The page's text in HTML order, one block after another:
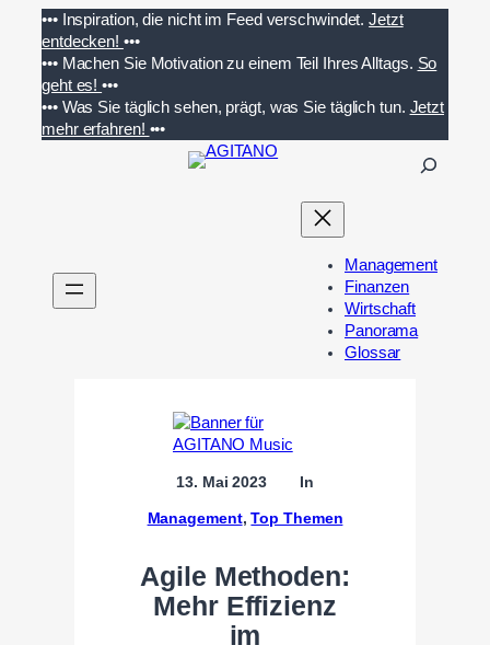
Inhalt
springen
••• Inspiration, die nicht im Feed verschwindet. Jetzt
entdecken! •••
••• Machen Sie Motivation zu einem Teil Ihres Alltags. So
geht es!•••
••• Was Sie täglich sehen, prägt, was Sie täglich tun. Jetzt
mehr erfahren! •••
n
Management
Finanzen
Wirtschaft
Panorama
Glossar
13. Mai 2023 In
Management, Top Themen
Agile Methoden:
Mehr Effizienz
im